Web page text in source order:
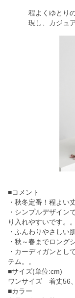
程よくゆとり
現し、カジュ
■コメント
・秋冬定番！程よい
・シンプルデザイン
り入れやすいです。。
・ふんわりやさしい
・秋～春までロング
・カーディガンとし
テム。。
■サイズ(単位:cm)
ワンサイズ 着丈56
■カラー